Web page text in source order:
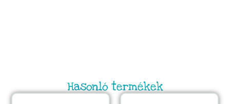
Hasonló termékek